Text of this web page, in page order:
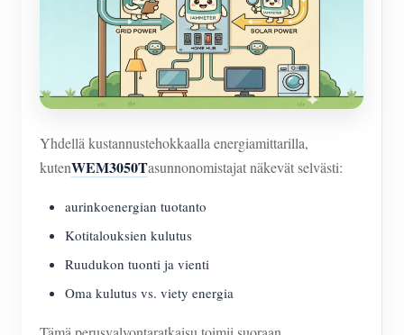
Yhdellä kustannustehokkaalla energiamittarilla,
kutenWEM3050Tasunnonomistajat näkevät selvästi:
aurinkoenergian tuotanto
Kotitalouksien kulutus
Ruudukon tuonti ja vienti
Oma kulutus vs. viety energia